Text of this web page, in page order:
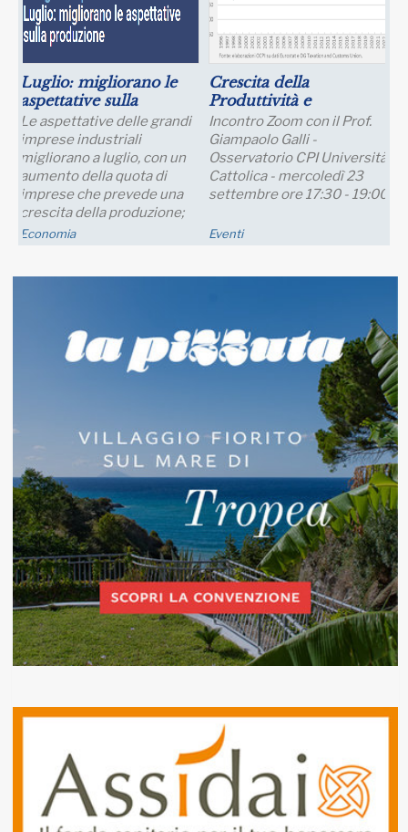
Luglio: migliorano le
aspettative sulla
produzione
Le aspettative delle grandi
imprese industriali
migliorano a luglio, con un
aumento della quota di
imprese che prevede una
crescita della produzione;
nei..
Economia
Crescita della
Produttività e
Prospettive Salariali
Incontro Zoom con il Prof.
Giampaolo Galli -
Osservatorio CPI Università
Cattolica - mercoledì 23
settembre ore 17:30 - 19:00
Eventi